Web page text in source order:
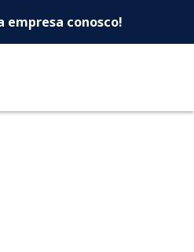
-
empresa conosco!